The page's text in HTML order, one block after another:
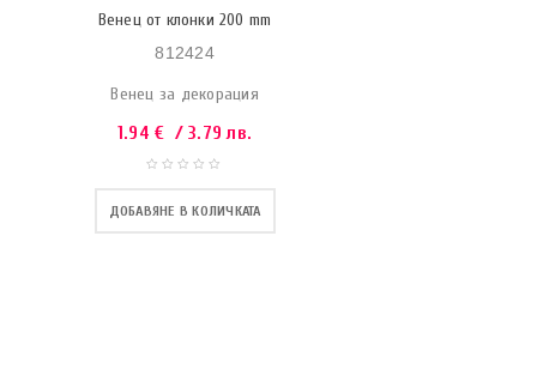
Венец от клонки 200 mm
812424
Венец за декорация
1.94€ / 3.79 лв.
ДОБАВЯНЕ В КОЛИЧКАТА